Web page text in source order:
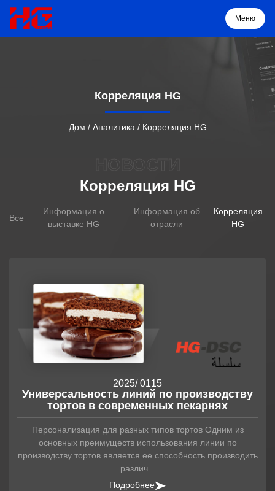
Меню
О нас
Решение
Аналитика
Контакты
Корреляция HG
Дом / Аналитика / Корреляция HG
Корреляция HG
Все
Информация о
выставке HG
Информация об
отрасли
Корреляция
HG
15
/ 01
2025
Универсальность линий по производству
тортов в современных пекарнях
Персонализация для разных типов тортов Одним из
основных преимуществ использования линии по
производству тортов является ее способность производить
различ...
Подробнее